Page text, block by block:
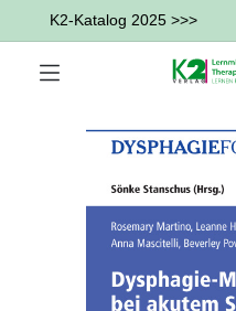
K2-Katalog 2025 >>>